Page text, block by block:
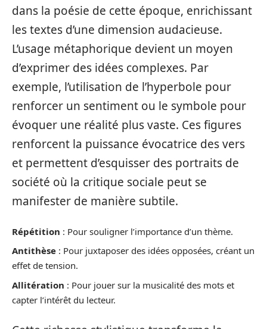
dans la poésie de cette époque, enrichissant
les textes d’une dimension audacieuse.
L’usage métaphorique devient un moyen
d’exprimer des idées complexes. Par
exemple, l’utilisation de l’hyperbole pour
renforcer un sentiment ou le symbole pour
évoquer une réalité plus vaste. Ces figures
renforcent la puissance évocatrice des vers
et permettent d’esquisser des portraits de
société où la critique sociale peut se
manifester de manière subtile.
Répétition : Pour souligner l’importance d’un thème.
Antithèse : Pour juxtaposer des idées opposées, créant un
effet de tension.
Allitération : Pour jouer sur la musicalité des mots et
capter l’intérêt du lecteur.